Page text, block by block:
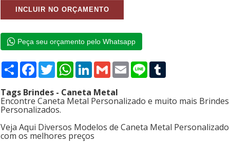
Peça seu orçamento pelo Whatsapp
Compartilhar
Facebook
TwitterWhatsApp
LinkedIn
GmailEmailLine
Tags Brindes - Caneta Metal
Encontre Caneta Metal Personalizado e muito mais Brindes
Personalizados.
Veja Aqui Diversos Modelos de Caneta Metal Personalizado
com os melhores preços